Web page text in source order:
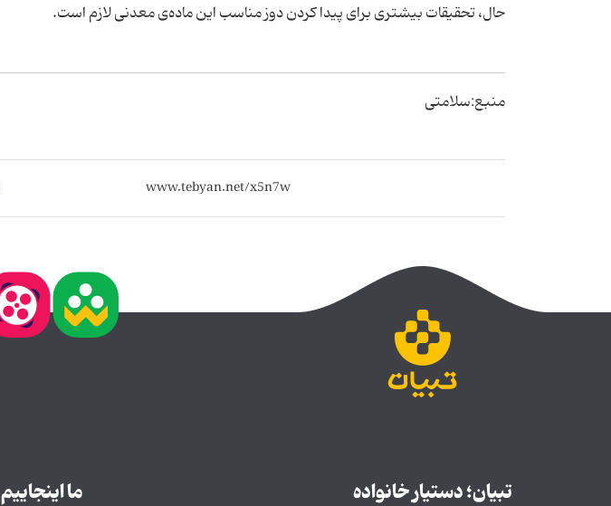
حال، تحقیقات بیشتری برای پیدا کردن دوز مناسب این ماده‌ی معدنی لازم است.
منبع:سلامتی
تبیان؛ دستیار خانواده ما اینجاییم